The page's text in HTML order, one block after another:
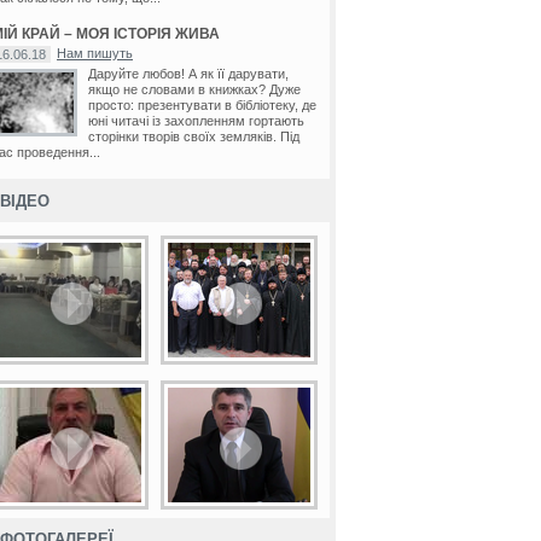
КРАЙ – МОЯ ІСТОРІЯ ЖИВА
Нам пишуть
Даруйте любов! А як її дарувати,
якщо не словами в книжках? Дуже
просто: презентувати в бібліотеку, де
юні читачі із захопленням гортають
сторінки творів своїх земляків. Під
проведення...
ВІДЕО